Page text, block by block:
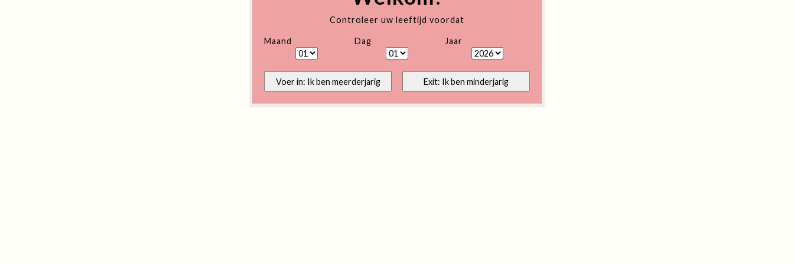
Controleer uw leeftijd voordat
Maand Dag Jaar